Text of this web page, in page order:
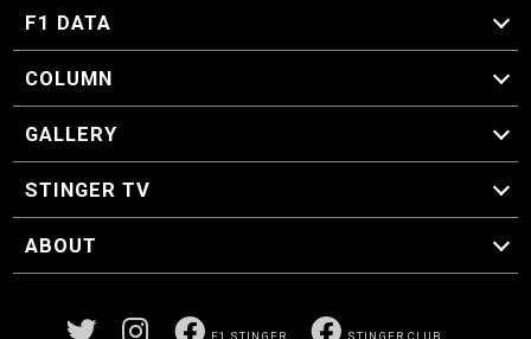
F1 ニュース
F1 DATA
F1 日程
F1 データ
COLUMN
マイ・ワンダフル・サーキット
スクーデリア・一方通行
F1に燃え、ゴルフに泣く日々。
スティングくんの部屋
GALLERY
GALLERY
STINGER TV
STINGER TV
ABOUT
F1 STINGER STINGER CLUB